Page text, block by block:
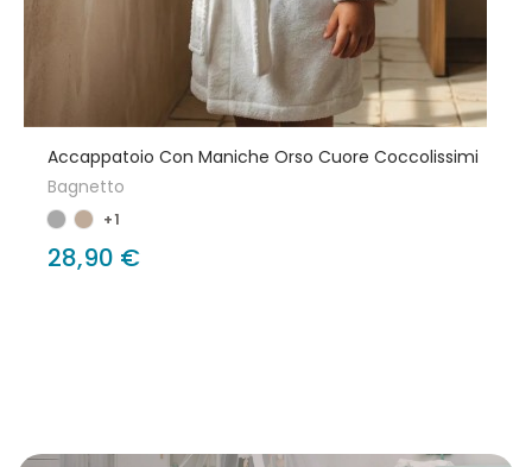
Accappatoio Con Maniche Orso Cuore Coccolissimi
Bagnetto
+1
28,90 €